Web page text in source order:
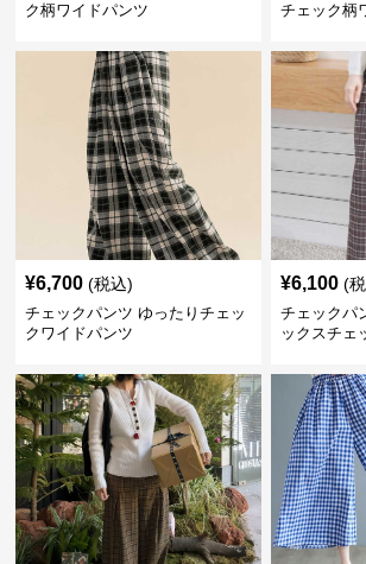
ク柄ワイドパンツ
チェック柄
¥6,700 (税込)
チェックパンツ ゆったりチェッ
クワイドパンツ
¥6,100 (
チェックパ
ックスチェ